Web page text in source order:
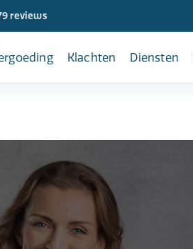
reviews
Klachten Diensten